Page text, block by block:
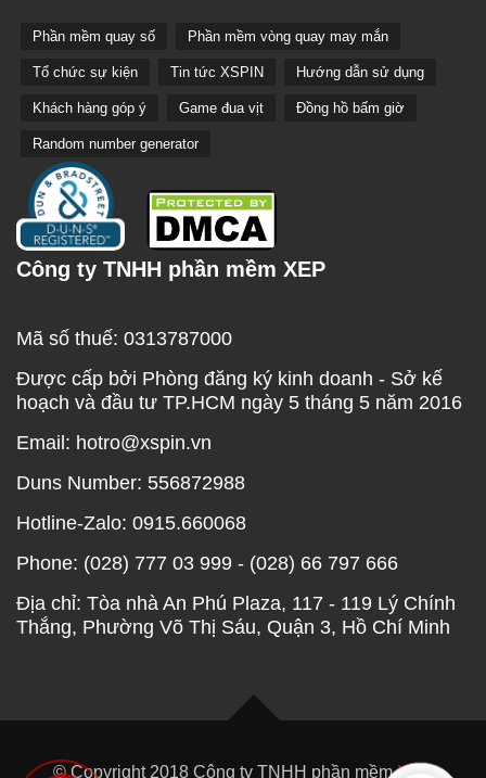
Phần mềm quay số Phần mềm vòng quay may mắn
Tổ chức sự kiện Tin tức XSPIN Hướng dẫn sử dụng
Khách hàng góp ý Game đua vịt Đồng hồ bấm giờ
Random number generator
Công ty TNHH phần mềm XEP
Mã số thuế: 0313787000
Được cấp bởi Phòng đăng ký kinh doanh - Sở kế
hoạch và đầu tư TP.HCM ngày 5 tháng 5 năm 2016
Email: hotro@xspin.vn
Duns Number: 556872988
Hotline-Zalo: 0915.660068
Phone: (028) 777 03 999 - (028) 66 797 666
Địa chỉ: Tòa nhà An Phú Plaza, 117 - 119 Lý Chính
Thắng, Phường Võ Thị Sáu, Quận 3, Hồ Chí Minh
© Copyright 2018 Công ty TNHH phần mềmXEP